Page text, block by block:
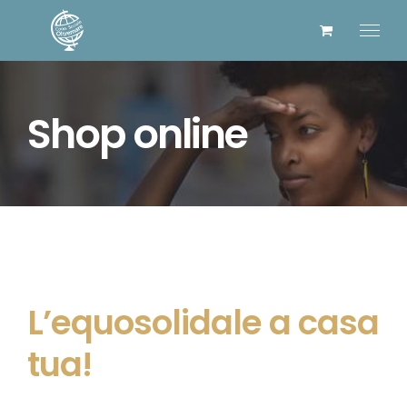
contenuto
Shop online
L’equosolidale a casa
tua!